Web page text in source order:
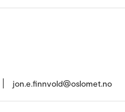
jon.e.finnvold@oslomet.no